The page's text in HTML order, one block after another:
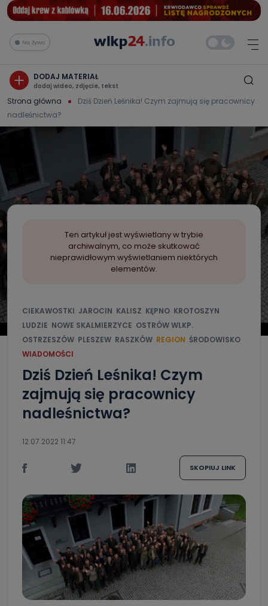
Na żywo
DODAJ MATERIAŁ
dodaj wideo, zdjęcie, tekst
Strona główna
Dziś Dzień Leśnika! Czym zajmują się pracownicy
nadleśnictwa?
Ten artykuł jest wyświetlany w trybie
archiwalnym, co może skutkować
nieprawidłowym wyświetlaniem niektórych
elementów.
CIEKAWOSTKI JAROCIN KALISZ KĘPNO KROTOSZYN
LUDZIE NOWE SKALMIERZYCE OSTRÓW WLKP.
OSTRZESZÓW PLESZEW RASZKÓW REGION ŚRODOWISKO
WIADOMOŚCI
Dziś Dzień Leśnika! Czym
zajmują się pracownicy
nadleśnictwa?
12.07.2022 11:47
SKOPIUJ LINK